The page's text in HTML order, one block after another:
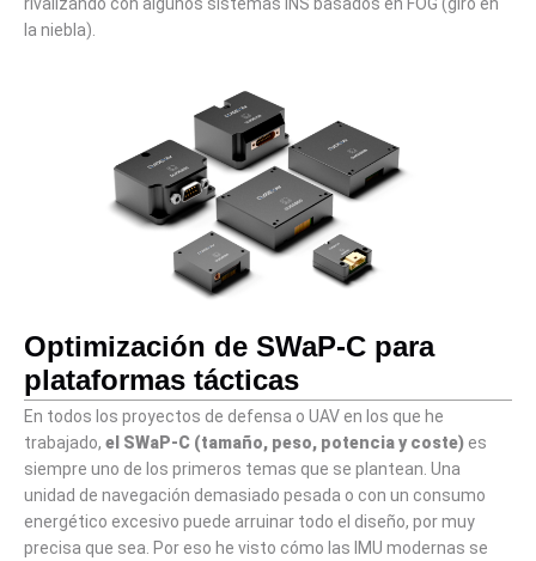
la niebla).
Optimización de SWaP-C para
plataformas tácticas
En todos los proyectos de defensa o UAV en los que he
trabajado, el SWaP-C (tamaño, peso, potencia y coste) es
siempre uno de los primeros temas que se plantean. Una
unidad de navegación demasiado pesada o con un consumo
energético excesivo puede arruinar todo el diseño, por muy
precisa que sea. Por eso he visto cómo las IMU modernas se